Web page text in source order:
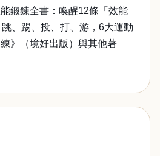
鍛鍊全書：喚醒12條「效能
、踢、投、打、游，6大運動
》（境好出版）與其他著